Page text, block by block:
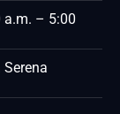
a.m. – 5:00